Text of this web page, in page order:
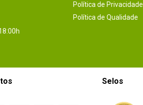
Política de Privacidade
Política de Qualidade
Selos